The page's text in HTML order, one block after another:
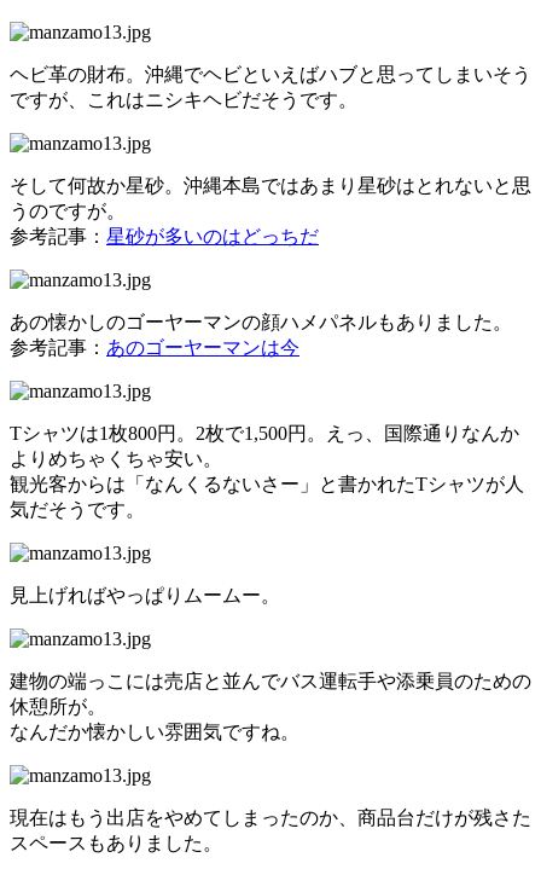
ヘビ革の財布。沖縄でヘビといえばハブと思ってしまいそう
ですが、これはニシキヘビだそうです。
そして何故か星砂。沖縄本島ではあまり星砂はとれないと思
うのですが。
参考記事： 星砂が多いのはどっちだ
あの懐かしのゴーヤーマンの顔ハメパネルもありました。
参考記事： あのゴーヤーマンは今
Tシャツは1枚800円。2枚で1,500円。えっ、国際通りなんか
よりめちゃくちゃ安い。
観光客からは「なんくるないさー」と書かれたTシャツが人
気だそうです。
見上げればやっぱりムームー。
建物の端っこには売店と並んでバス運転手や添乗員のための
休憩所が。
なんだか懐かしい雰囲気ですね。
現在はもう出店をやめてしまったのか、商品台だけが残さた
スペースもありました。